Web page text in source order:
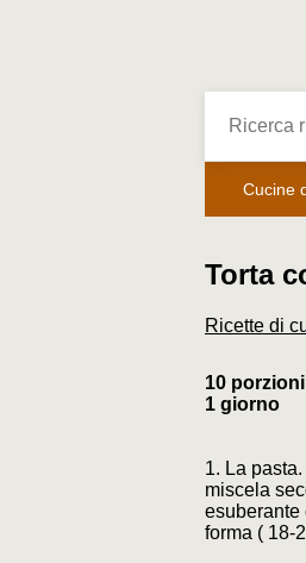
Cucine
Torta
Ricette di
10 porzioni
1 giorno
1. La
miscela
esuberante
forma ( 18-